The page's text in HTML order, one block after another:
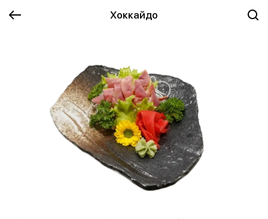
Хоккайдо